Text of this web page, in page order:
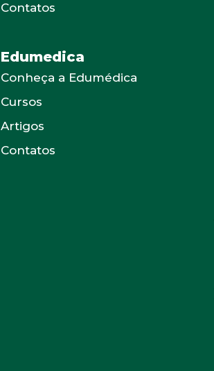
Contatos
Edumedica
Conheça a Edumédica
Cursos
Artigos
Contatos